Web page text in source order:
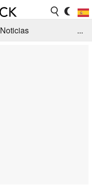
Noticias
...